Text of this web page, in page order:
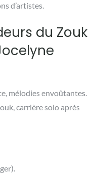
d’artistes.
du Zouk
mélodies envoûtantes.
carrière solo après